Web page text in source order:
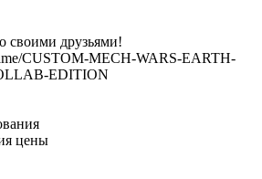
своими друзьями!
CUSTOM-MECH-WARS-EARTH-
EDITION
цены